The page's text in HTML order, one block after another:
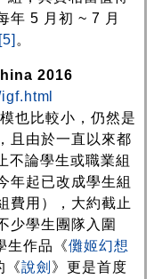
年 5 月初 ~ 7 月
[5] 。
2016
也比較小，仍然是
且由於一直以來都
不論學生或職業組
年起已改成學生組
費用），大約截止
少學生團隊入圍
生作品《儺姬幻想
《說劍 》更是首度